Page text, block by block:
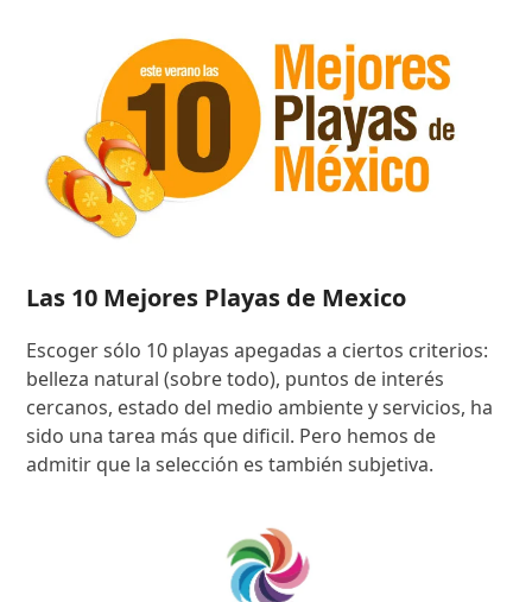
Las 10 Mejores Playas de Mexico
Escoger sólo 10 playas apegadas a ciertos criterios:
belleza natural (sobre todo), puntos de interés
cercanos, estado del medio ambiente y servicios, ha
sido una tarea más que dificil. Pero hemos de
admitir que la selección es también subjetiva.